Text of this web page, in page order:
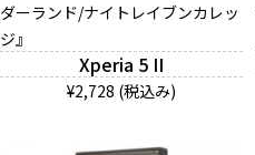
ダーランド/ナイトレイブンカレッ
ジ』
Xperia 5 II
¥2,728 (税込み)